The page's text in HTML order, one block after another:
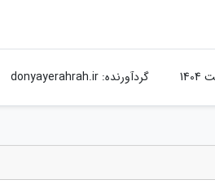
گردآورنده:donyayerahrah.ir